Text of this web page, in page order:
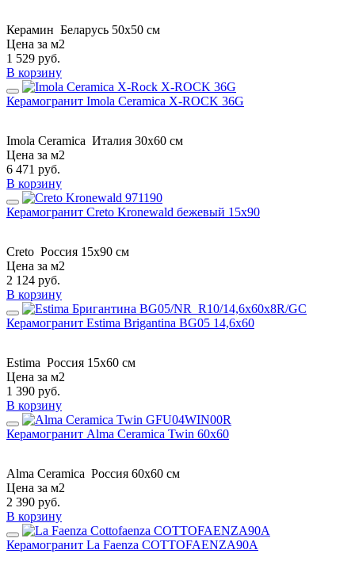
Керамин Беларусь 50x50 см
Цена за м2
1 529 руб.
В корзину
Керамогранит Imola Ceramica X-ROCK 36G
Imola Ceramica Италия 30x60 см
Цена за м2
6 471 руб.
В корзину
Керамогранит Creto Kronewald бежевый 15х90
Creto Россия 15x90 см
Цена за м2
2 124 руб.
В корзину
Керамогранит Estima Brigantina BG05 14,6x60
Estima Россия 15x60 см
Цена за м2
1 390 руб.
В корзину
Керамогранит Alma Ceramica Twin 60x60
Alma Ceramica Россия 60x60 см
Цена за м2
2 390 руб.
В корзину
Керамогранит La Faenza COTTOFAENZA90A